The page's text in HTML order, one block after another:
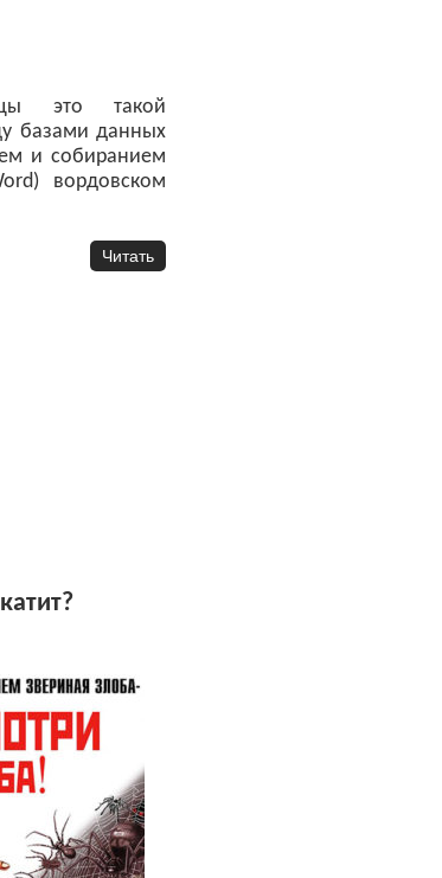
это такой
базами данных
и собиранием
вордовском
Читать